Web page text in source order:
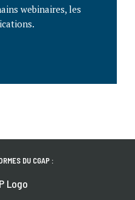
webinaires, les
DU CGAP :